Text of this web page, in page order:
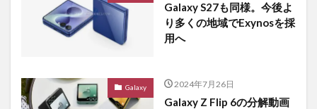
Galaxy S27も同様。今後よ
り多くの地域でExynosを採
用へ
Galaxy 2024年7月26日
Galaxy Z Flip 6の分解動画